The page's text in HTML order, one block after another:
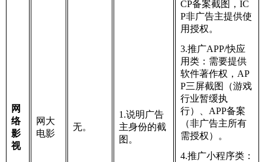
网
络
影
视
网大
电影
无。
1.说明广告
主身份的截
图。
CP备案截图，IC
P非广告主提供使
用授权。
3.推广APP/快应
用类：需要提供
软件著作权，AP
P三屏截图（游戏
行业暂缓执
行）、APP备案
（非广告主所有
需授权）。
4.推广小程序类：